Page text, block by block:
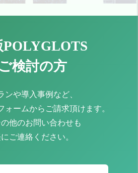
していました。さまざまな選択肢
を選んだのは、業務終了後に在宅
、法人向けのサービスを展開して
の途中経過を逐次報告してくれる
初めてのことでしたから、細かな
だけることは今後の改善のために
とは思っておらず、それと並行し
りさせたり、英語主体のオンライ
るビジネス会話の場にいるだけで
POLYGLOTS
検討の方
ンや導入事例など、
ォームからご請求頂けます。
他のお問い合わせも
ご連絡ください。